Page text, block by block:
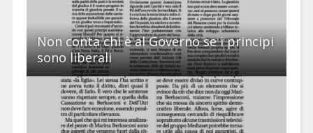
Non conta chi è al Governo se i principi
sono liberali